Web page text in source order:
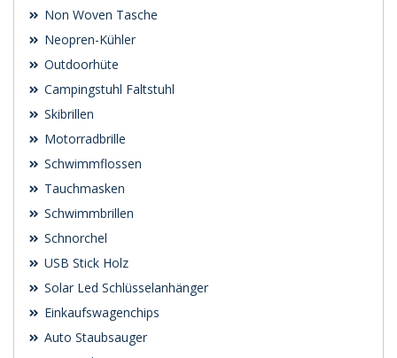
Non Woven Tasche
Neopren-Kühler
Outdoorhüte
Campingstuhl Faltstuhl
Skibrillen
Motorradbrille
Schwimmflossen
Tauchmasken
Schwimmbrillen
Schnorchel
USB Stick Holz
Solar Led Schlüsselanhänger
Einkaufswagenchips
Auto Staubsauger